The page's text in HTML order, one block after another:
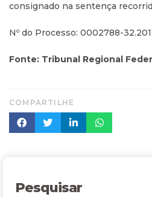
consignado na sentença
Nº do Processo: 0002788-
Fonte: Tribunal Regional
COMPARTILHE
Pesquisar